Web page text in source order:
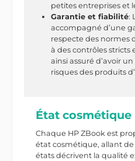
petites entreprises et
Garantie et fiabilité:
accompagné d’une
respecte des normes
à des contrôles stricts
ainsi assuré d’avoir
risques des produits
État cosmétique
Chaque HP ZBook est
état cosmétique, allant de
états décrivent la qualité